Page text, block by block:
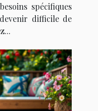
spécifiques
difficile de